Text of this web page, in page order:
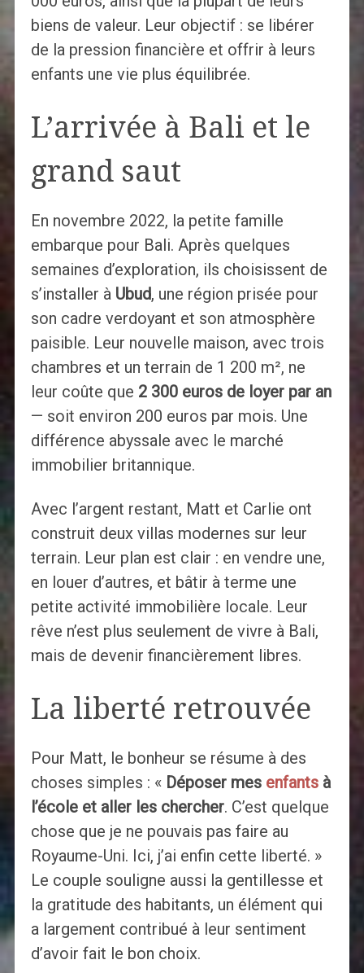
biens de valeur. Leur objectif : se libérer
de la pression financière et offrir à leurs
enfants une vie plus équilibrée.
L’arrivée à Bali et le
grand saut
En novembre 2022, la petite famille
embarque pour Bali. Après quelques
semaines d’exploration, ils choisissent de
s’installer à Ubud, une région prisée pour
son cadre verdoyant et son atmosphère
paisible. Leur nouvelle maison, avec trois
chambres et un terrain de 1 200 m², ne
leur coûte que 2 300 euros de loyer par an
— soit environ 200 euros par mois. Une
différence abyssale avec le marché
immobilier britannique.
Avec l’argent restant, Matt et Carlie ont
construit deux villas modernes sur leur
terrain. Leur plan est clair : en vendre une,
en louer d’autres, et bâtir à terme une
petite activité immobilière locale. Leur
rêve n’est plus seulement de vivre à Bali,
mais de devenir financièrement libres.
La liberté retrouvée
Pour Matt, le bonheur se résume à des
choses simples : « Déposer mes enfantsà
l’école et aller les chercher. C’est quelque
chose que je ne pouvais pas faire au
Royaume-Uni. Ici, j’ai enfin cette liberté. »
Le couple souligne aussi la gentillesse et
la gratitude des habitants, un élément qui
a largement contribué à leur sentiment
d’avoir fait le bon choix.